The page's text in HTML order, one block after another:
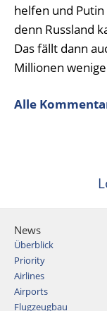
helfen und
denn Russland
Das fällt dann
Millionen
Alle
News
Überblick
Priority
Airlines
Airports
Flugzeugbau